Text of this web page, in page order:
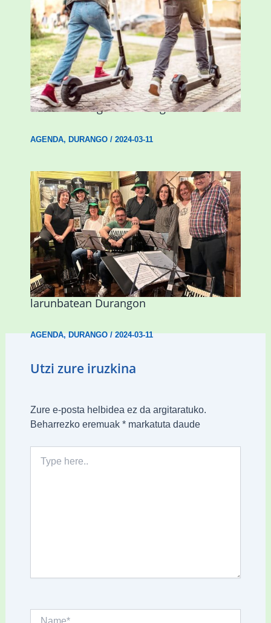
Ostegun honetan “Oinezko
Nagusientzako Bide Segurtasuna”
hitzaldia izango da Durangon
AGENDA, DURANGO/ 2024-03-11
Herri Maite akordeoi taldeak S. Patrick
Irlandako patroia ospatuko du
larunbatean Durangon
AGENDA,DURANGO/2024-03-11
Utzi zure iruzkina
Zure e-posta helbidea ez da argitaratuko.
Beharrezko eremuak *markatuta daude
here..